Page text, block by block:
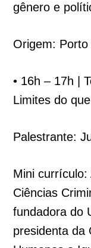
gênero e
Origem: Porto
• 16h – 17h |
Limites do
Palestrante:
Mini currículo:
Ciências
fundadora do
presidenta da